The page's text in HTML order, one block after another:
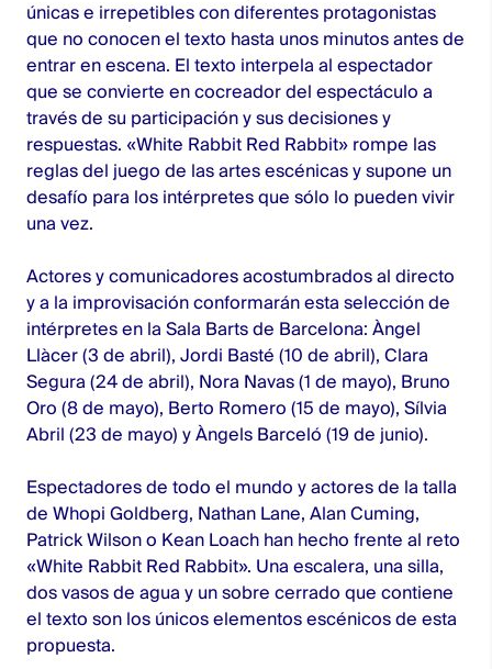
únicas e irrepetibles con diferentes protagonistas
que no conocen el texto hasta unos minutos antes de
entrar en escena. El texto interpela al espectador
que se convierte en cocreador del espectáculo a
través de su participación y sus decisiones y
respuestas. «White Rabbit Red Rabbit» rompe las
reglas del juego de las artes escénicas y supone un
desafío para los intérpretes que sólo lo pueden vivir
una vez.
Actores y comunicadores acostumbrados al directo
y a la improvisación conformarán esta selección de
intérpretes en la Sala Barts de Barcelona: Àngel
Llàcer (3 de abril), Jordi Basté (10 de abril), Clara
Segura (24 de abril), Nora Navas (1 de mayo), Bruno
Oro (8 de mayo), Berto Romero (15 de mayo), Sílvia
Abril (23 de mayo) y Àngels Barceló (19 de junio).
Espectadores de todo el mundo y actores de la talla
de Whopi Goldberg, Nathan Lane, Alan Cuming,
Patrick Wilson o Kean Loach han hecho frente al reto
«White Rabbit Red Rabbit». Una escalera, una silla,
dos vasos de agua y un sobre cerrado que contiene
el texto son los únicos elementos escénicos de esta
propuesta.